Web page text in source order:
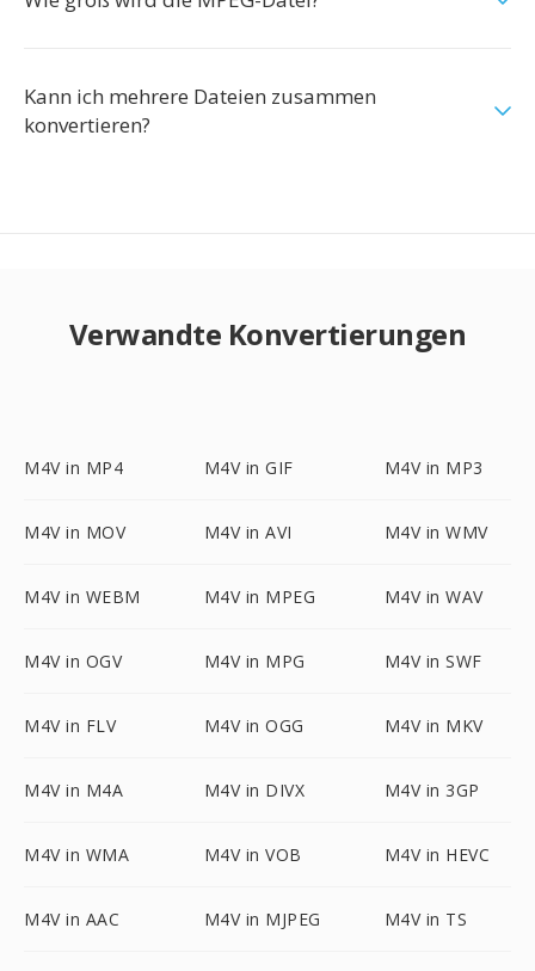
Kann ich mehrere Dateien zusammen
konvertieren?
Verwandte Konvertierungen
M4V in MP4 M4V in GIF M4V in MP3
M4V in MOV M4V in AVI M4V in WMV
M4V in WEBM M4V in MPEG M4V in WAV
M4V in OGV M4V in MPG M4V in SWF
M4V in FLV M4V in OGG M4V in MKV
M4V in M4A M4V in DIVX M4V in 3GP
M4V in WMA M4V in VOB M4V in HEVC
M4V in AAC M4V in MJPEG M4V in TS